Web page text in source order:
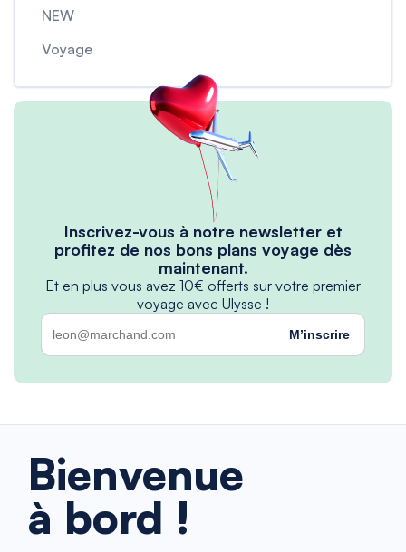
NEW
Voyage
Inscrivez-vous à notre newsletter et
profitez de nos bons plans voyage dès
maintenant.
Et en plus vous avez 10€ offerts sur votre premier
voyage avec Ulysse !
M’inscrire
Bienvenue
à bord !